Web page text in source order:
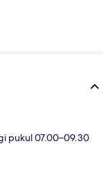
pukul 07.00–09.30